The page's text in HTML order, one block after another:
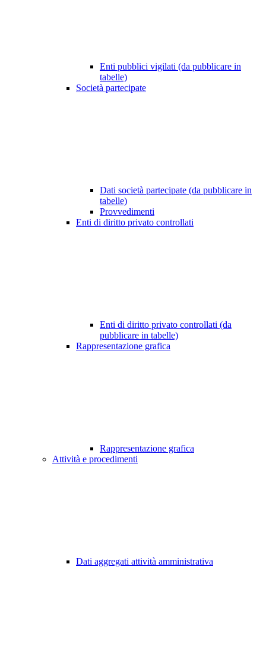
Enti pubblici vigilati (da pubblicare in
tabelle)
Società partecipate
Dati società partecipate (da pubblicare in
tabelle)
Provvedimenti
Enti di diritto privato controllati
Enti di diritto privato controllati (da
pubblicare in tabelle)
Rappresentazione grafica
Rappresentazione grafica
Attività e procedimenti
Dati aggregati attività amministrativa